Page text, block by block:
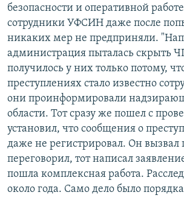
безопасности и оперативной
сотрудники УФСИН даже после
никаких мер не предприняли.
администрация пыталась скрыть
получилось у них только потому,
преступлениях стало известно
они проинформировали
области. Тот сразу же пошел с
установил, что сообщения о
даже не регистрировал. Он вызвал
переговорил, тот написал
пошла комплексная работа.
около года. Само дело было